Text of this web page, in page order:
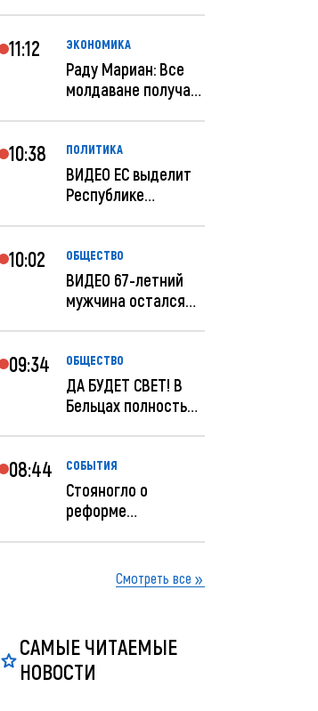
11:12 ЭКОНОМИКА
Раду Мариан: Все
молдаване получат
10:38 ПОЛИТИКА
ВИДЕО ЕС выделит
Республике
10:02 ОБЩЕСТВО
ВИДЕО 67-летний
мужчина остался
09:34 ОБЩЕСТВО
ДА БУДЕТ СВЕТ! В
Бельцах полностью
08:44 СОБЫТИЯ
Стояногло о
реформе
реформир...Смотреть все
САМЫЕ ЧИТАЕМЫЕ
НОВОСТИ